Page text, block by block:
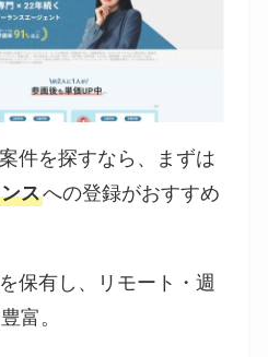
件を探すなら、まずは
スへの登録がおすすめ
保有し、リモート・週
富。